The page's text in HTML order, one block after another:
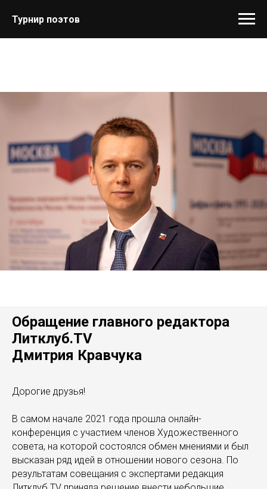
Турнир поэтов
Обращение главного редактора
Литклуб.TV
Дмитрия Кравчука
Дорогие друзья!
В самом начале 2021 года прошла онлайн-
конференция с участием членов Художественного
совета, на которой состоялся обмен мнениями и был
высказан ряд идей в отношении нового сезона. По
результатам совещания с экспертами редакция